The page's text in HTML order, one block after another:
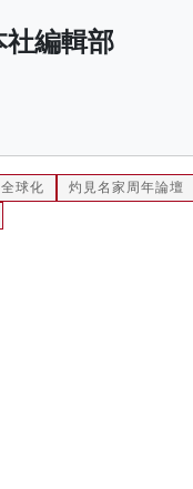
社編輯部
全球化 灼見名家周年論壇